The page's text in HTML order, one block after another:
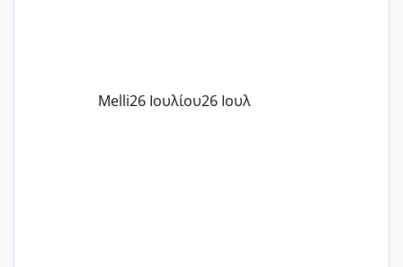
Εγώ πήγα σε έναν ιδιωτικό παιδικό στ
Melli26 Ιουλίου26 Ιουλ